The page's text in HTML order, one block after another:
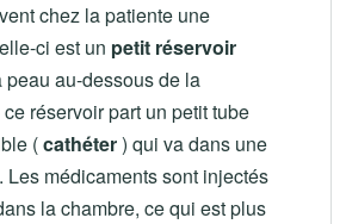
chez la patiente une
ci est un petit réservoir
au-dessous de la
réservoir part un petit tube
(cathéter) qui va dans une
Les médicaments sont injectés
la chambre, ce qui est plus